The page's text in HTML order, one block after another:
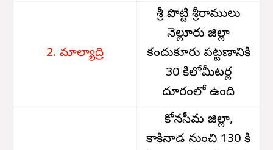
2. మాల్యాద్రి
శ్రీ పొట్టి శ్రీరాములు
నెల్లూరు జిల్లా
కందుకూరు పట్టణానికి
30 కిలోమీటర్ల
దూరంలో ఉంది
కోనసీమ జిల్లా,
కాకినాడ నుంచి 130 కి